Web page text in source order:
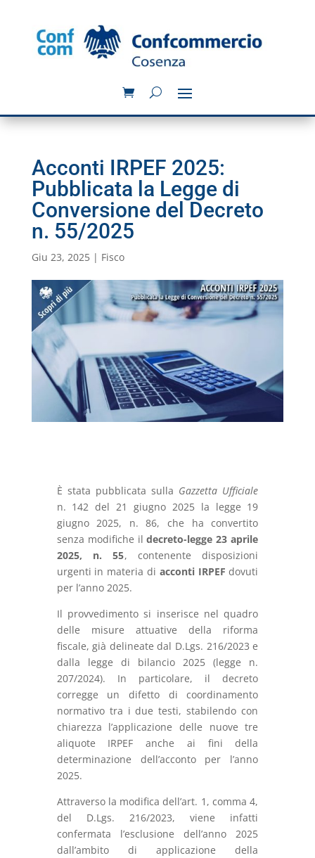
Acconti IRPEF 2025:
Pubblicata la Legge di
Conversione del Decreto
n. 55/2025
Giu 23, 2025| Fisco
È stata pubblicata sulla Gazzetta Ufficiale
n. 142 del 21 giugno 2025 la legge 19
giugno 2025, n. 86, che ha convertito
senza modifiche ildecreto-legge 23 aprile
2025, n. 55, contenente disposizioni
urgenti in materia di acconti IRPEF dovuti
per l’anno 2025.
Il provvedimento si inserisce nel quadro
delle misure attuative della riforma
fiscale, già delineate dal D.Lgs. 216/2023 e
dalla legge di bilancio 2025 (legge n.
207/2024). In particolare, il decreto
corregge un difetto di coordinamento
normativo tra i due testi, stabilendo con
chiarezza l’applicazione delle nuove tre
aliquote IRPEF anche ai fini della
determinazione dell’acconto per l’anno
2025.
Attraverso la modifica dell’art. 1, comma 4,
del D.Lgs. 216/2023, viene infatti
confermata l’esclusione dell’anno 2025
dall’ambito di applicazione della